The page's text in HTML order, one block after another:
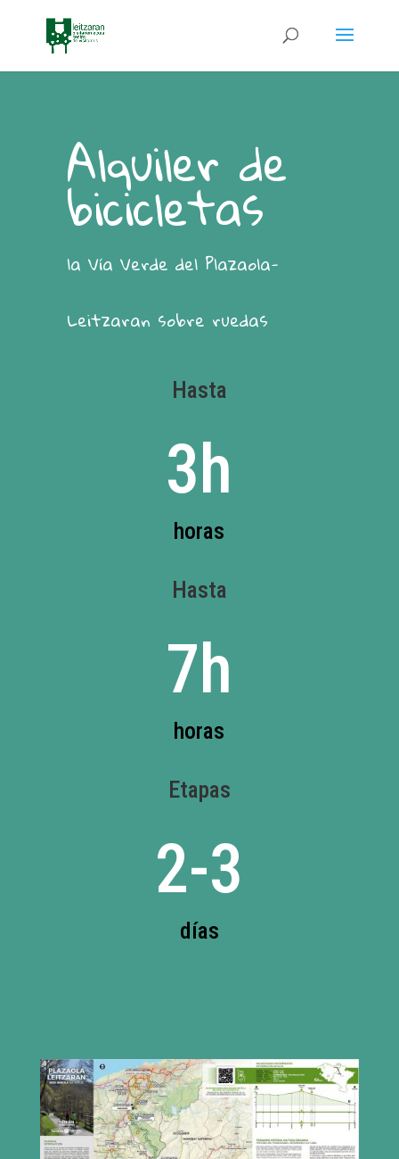
Alquiler de
bicicletas
la Vía Verde del Plazaola-
Leitzaran sobre ruedas
Hasta
3h
horas
Hasta
7h
horas
Etapas
2-3
días